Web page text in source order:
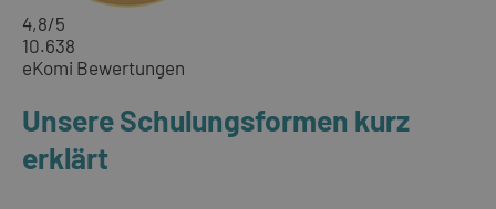
4,8/5
10.638
eKomi Bewertungen
Unsere Schulungsformen kurz
erklärt